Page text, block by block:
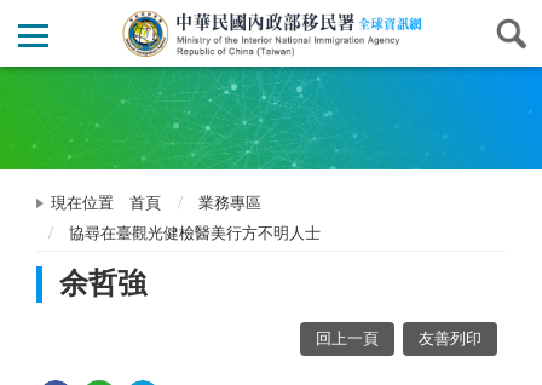
現在位置 首頁
業務專區
協尋在臺觀光健檢醫美行方不明人士
余哲強
回上一頁 友善列印